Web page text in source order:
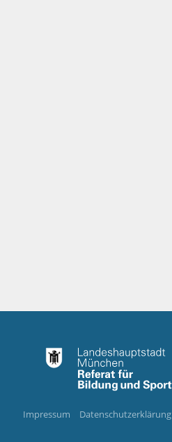
Impressum Datenschutzerklärung